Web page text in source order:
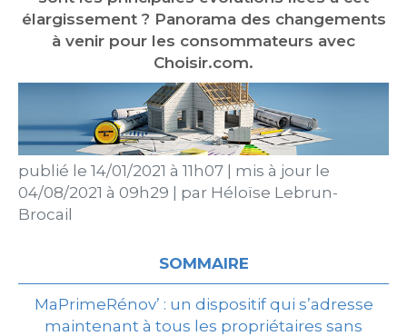
élargissement ? Panorama des changements
à venir pour les consommateurs avec
Choisir.com.
publié le 14/01/2021 à 11h07
mis à jour le
04/08/2021 à 09h29
par Héloïse Lebrun-
Brocail
SOMMAIRE
MaPrimeRénov’ : un dispositif qui s’adresse
maintenant à tous les propriétaires sans